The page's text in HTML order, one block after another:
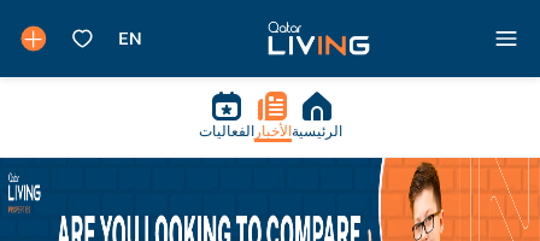
الرئيسية الأخبار الفعاليات